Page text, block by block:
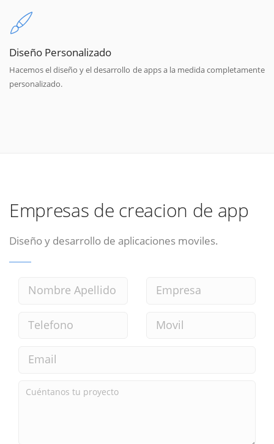
Diseño Personalizado
Hacemos el diseño y el desarrollo de apps a la medida completamente
personalizado.
Empresas de creacion de app
Diseño y desarrollo de aplicaciones moviles.